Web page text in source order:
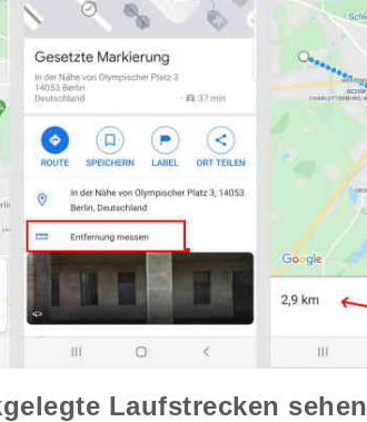
Laufstrecken sehen